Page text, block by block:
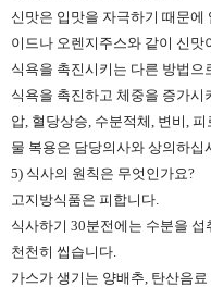
신맛은 입맛을 자극하기 때문에
이드나 오렌지주스와 같이 신
식욕을 촉진시키는 다른 방법으
식욕을 촉진하고 체중을 증가시
압, 혈당상승, 수분적체, 변비,
물 복용은 담당의사와 상의하십
5) 식사의 원칙은 무엇인가요?
고지방식품은 피합니다.
식사하기 30분전에는 수분을 섭
천천히 씹습니다.
가스가 생기는 양배추, 탄산음